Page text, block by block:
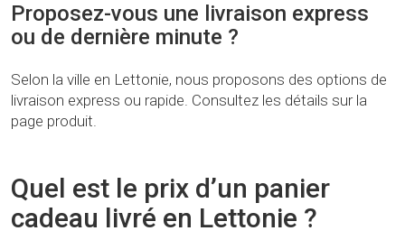
Proposez-vous une livraison express
ou de dernière minute ?
Selon la ville en Lettonie, nous proposons des options de
livraison express ou rapide. Consultez les détails sur la
page produit.
Quel est le prix d’un panier
cadeau livré en Lettonie ?